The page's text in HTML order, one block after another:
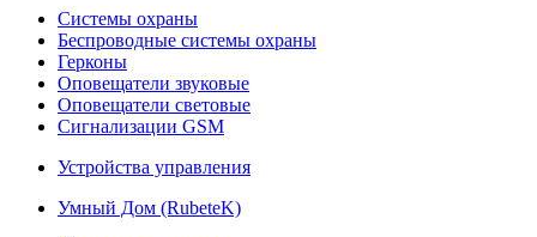
Системы охраны
Беспроводные системы охраны
Герконы
Оповещатели звуковые
Оповещатели световые
Сигнализации GSM
Устройства управления
Умный Дом (RubeteK)